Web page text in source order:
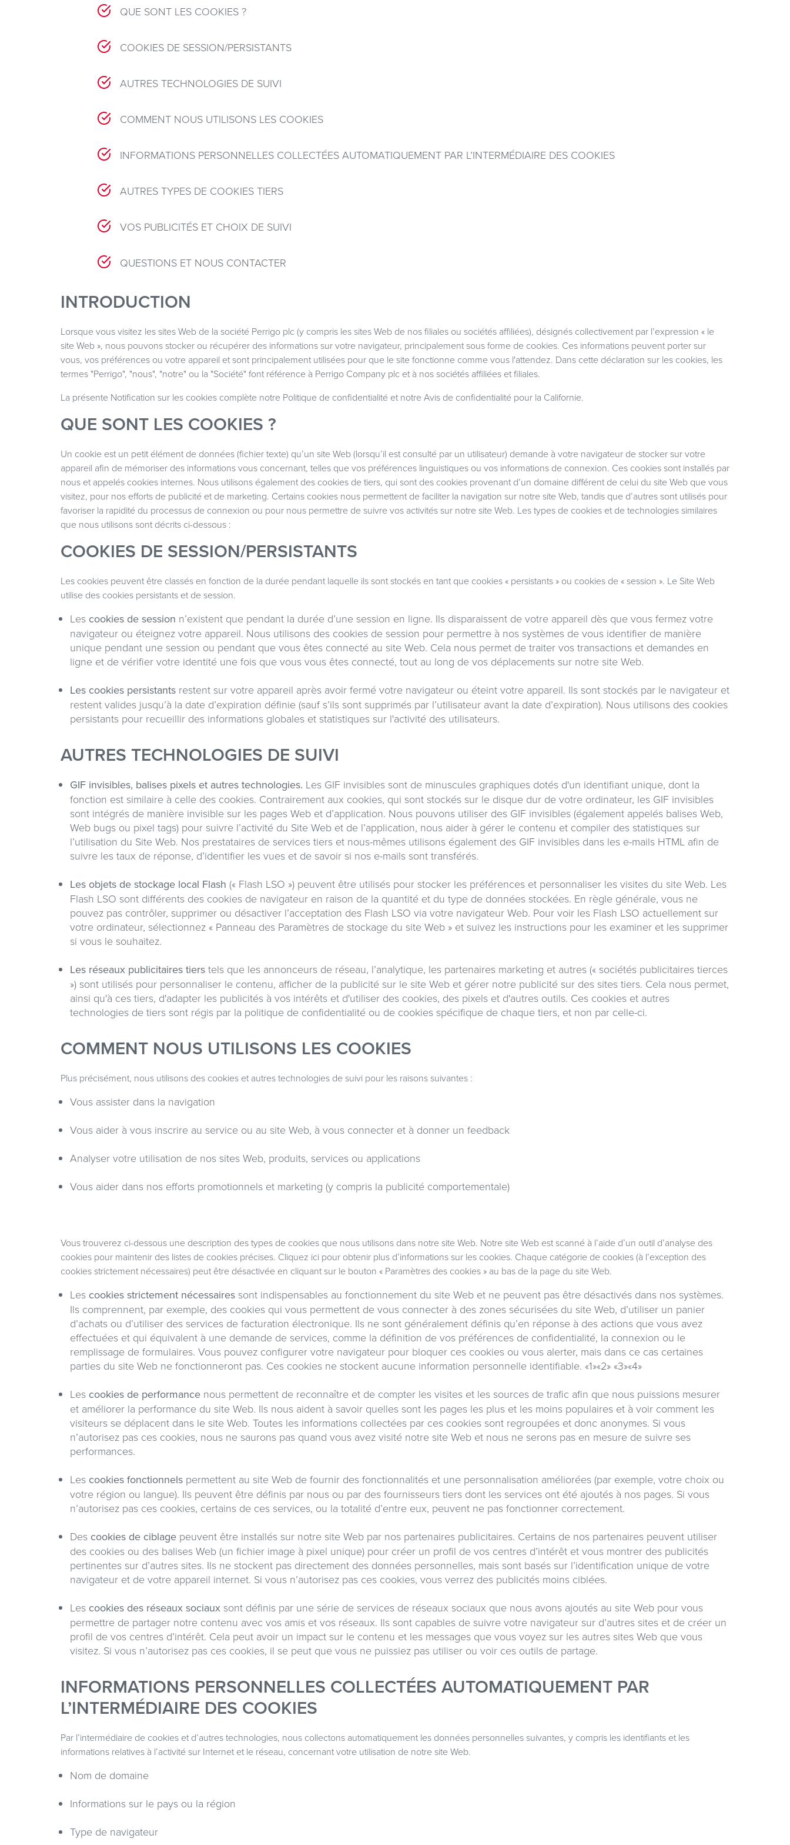
QUE SONT LES COOKIES ?
COOKIES DE SESSION/PERSISTANTS
AUTRES TECHNOLOGIES DE SUIVI
COMMENT NOUS UTILISONS LES COOKIES
INFORMATIONS PERSONNELLES COLLECTÉES AUTOMATIQUEMENT PAR L’INTERMÉDIAIRE DES COOKIES
AUTRES TYPES DE COOKIES TIERS
VOS PUBLICITÉS ET CHOIX DE SUIVI
QUESTIONS ET NOUS CONTACTER
INTRODUCTION
Lorsque vous visitez les sites Web de la société Perrigo plc (y compris les sites Web de nos filiales ou sociétés affiliées), désignés collectivement par l’expression « le
site Web », nous pouvons stocker ou récupérer des informations sur votre navigateur, principalement sous forme de cookies. Ces informations peuvent porter sur
vous, vos préférences ou votre appareil et sont principalement utilisées pour que le site fonctionne comme vous l'attendez. Dans cette déclaration sur les cookies, les
termes "Perrigo", "nous", "notre" ou la "Société" font référence à Perrigo Company plc et à nos sociétés affiliées et filiales.
La présente Notification sur les cookies complète notre Politique de confidentialité et notreAvis de confidentialité pour la Californie.
QUE SONT LES COOKIES ?
Un cookie est un petit élément de données (fichier texte) qu’un site Web (lorsqu’il est consulté par un utilisateur) demande à votre navigateur de stocker sur votre
appareil afin de mémoriser des informations vous concernant, telles que vos préférences linguistiques ou vos informations de connexion. Ces cookies sont installés par
nous et appelés cookies internes. Nous utilisons également des cookies de tiers, qui sont des cookies provenant d’un domaine différent de celui du site Web que vous
visitez, pour nos efforts de publicité et de marketing. Certains cookies nous permettent de faciliter la navigation sur notre site Web, tandis que d’autres sont utilisés pour
favoriser la rapidité du processus de connexion ou pour nous permettre de suivre vos activités sur notre site Web. Les types de cookies et de technologies similaires
que nous utilisons sont décrits ci-dessous :
COOKIES DE SESSION/PERSISTANTS
Les cookies peuvent être classés en fonction de la durée pendant laquelle ils sont stockés en tant que cookies « persistants » ou cookies de « session ». Le Site Web
utilise des cookies persistants et de session.
Les cookies de session n’existent que pendant la durée d’une session en ligne. Ils disparaissent de votre appareil dès que vous fermez votre
navigateur ou éteignez votre appareil. Nous utilisons des cookies de session pour permettre à nos systèmes de vous identifier de manière
unique pendant une session ou pendant que vous êtes connecté au site Web. Cela nous permet de traiter vos transactions et demandes en
ligne et de vérifier votre identité une fois que vous vous êtes connecté, tout au long de vos déplacements sur notre site Web.
Les cookies persistants restent sur votre appareil après avoir fermé votre navigateur ou éteint votre appareil. Ils sont stockés par le navigateur et
restent valides jusqu’à la date d’expiration définie (sauf s’ils sont supprimés par l’utilisateur avant la date d’expiration). Nous utilisons des cookies
persistants pour recueillir des informations globales et statistiques sur l'activité des utilisateurs.
AUTRES TECHNOLOGIES DE SUIVI
GIF invisibles, balises pixels et autres technologies. Les GIF invisibles sont de minuscules graphiques dotés d'un identifiant unique, dont la
fonction est similaire à celle des cookies. Contrairement aux cookies, qui sont stockés sur le disque dur de votre ordinateur, les GIF invisibles
sont intégrés de manière invisible sur les pages Web et d’application. Nous pouvons utiliser des GIF invisibles (également appelés balises Web,
Web bugs ou pixel tags) pour suivre l’activité du Site Web et de l’application, nous aider à gérer le contenu et compiler des statistiques sur
l’utilisation du Site Web. Nos prestataires de services tiers et nous-mêmes utilisons également des GIF invisibles dans les e-mails HTML afin de
suivre les taux de réponse, d’identifier les vues et de savoir si nos e-mails sont transférés.
Les objets de stockage local Flash (« Flash LSO ») peuvent être utilisés pour stocker les préférences et personnaliser les visites du site Web. Les
Flash LSO sont différents des cookies de navigateur en raison de la quantité et du type de données stockées. En règle générale, vous ne
pouvez pas contrôler, supprimer ou désactiver l’acceptation des Flash LSO via votre navigateur Web. Pour voir les Flash LSO actuellement sur
votre ordinateur, sélectionnez « Panneau des Paramètres de stockage du site Web » et suivez les instructions pour les examiner et les supprimer
si vous le souhaitez.
Les réseaux publicitaires tiers tels que les annonceurs de réseau, l’analytique, les partenaires marketing et autres (« sociétés publicitaires tierces
») sont utilisés pour personnaliser le contenu, afficher de la publicité sur le site Web et gérer notre publicité sur des sites tiers. Cela nous permet,
ainsi qu'à ces tiers, d'adapter les publicités à vos intérêts et d'utiliser des cookies, des pixels et d'autres outils. Ces cookies et autres
technologies de tiers sont régis par la politique de confidentialité ou de cookies spécifique de chaque tiers, et non par celle-ci.
COMMENT NOUS UTILISONS LES COOKIES
Plus précisément, nous utilisons des cookies et autres technologies de suivi pour les raisons suivantes :
Vous assister dans la navigation
Vous aider à vous inscrire au service ou au site Web, à vous connecter et à donner un feedback
Analyser votre utilisation de nos sites Web, produits, services ou applications
Vous aider dans nos efforts promotionnels et marketing (y compris la publicité comportementale)
Vous trouverez ci-dessous une description des types de cookies que nous utilisons dans notre site Web. Notre site Web est scanné à l’aide d’un outil d’analyse des
cookies pour maintenir des listes de cookies précises. Cliquez ici pour obtenir plus d’informations sur les cookies. Chaque catégorie de cookies (à l’exception des
cookies strictement nécessaires) peut être désactivée en cliquant sur le bouton « Paramètres des cookies » au bas de la page du site Web.
Les cookies strictement nécessaires sont indispensables au fonctionnement du site Web et ne peuvent pas être désactivés dans nos systèmes.
Ils comprennent, par exemple, des cookies qui vous permettent de vous connecter à des zones sécurisées du site Web, d’utiliser un panier
d’achats ou d’utiliser des services de facturation électronique. Ils ne sont généralement définis qu’en réponse à des actions que vous avez
effectuées et qui équivalent à une demande de services, comme la définition de vos préférences de confidentialité, la connexion ou le
remplissage de formulaires. Vous pouvez configurer votre navigateur pour bloquer ces cookies ou vous alerter, mais dans ce cas certaines
parties du site Web ne fonctionneront pas. Ces cookies ne stockent aucune information personnelle identifiable. «1»«2» «3»«4»
Les cookies de performance nous permettent de reconnaître et de compter les visites et les sources de trafic afin que nous puissions mesurer
et améliorer la performance du site Web. Ils nous aident à savoir quelles sont les pages les plus et les moins populaires et à voir comment les
visiteurs se déplacent dans le site Web. Toutes les informations collectées par ces cookies sont regroupées et donc anonymes. Si vous
n’autorisez pas ces cookies, nous ne saurons pas quand vous avez visité notre site Web et nous ne serons pas en mesure de suivre ses
performances.
Les cookies fonctionnels permettent au site Web de fournir des fonctionnalités et une personnalisation améliorées (par exemple, votre choix ou
votre région ou langue). Ils peuvent être définis par nous ou par des fournisseurs tiers dont les services ont été ajoutés à nos pages. Si vous
n’autorisez pas ces cookies, certains de ces services, ou la totalité d’entre eux, peuvent ne pas fonctionner correctement.
Des cookies de ciblage peuvent être installés sur notre site Web par nos partenaires publicitaires. Certains de nos partenaires peuvent utiliser
des cookies ou des balises Web (un fichier image à pixel unique) pour créer un profil de vos centres d’intérêt et vous montrer des publicités
pertinentes sur d’autres sites. Ils ne stockent pas directement des données personnelles, mais sont basés sur l’identification unique de votre
navigateur et de votre appareil internet. Si vous n’autorisez pas ces cookies, vous verrez des publicités moins ciblées.
Les cookies des réseaux sociaux sont définis par une série de services de réseaux sociaux que nous avons ajoutés au site Web pour vous
permettre de partager notre contenu avec vos amis et vos réseaux. Ils sont capables de suivre votre navigateur sur d’autres sites et de créer un
profil de vos centres d’intérêt. Cela peut avoir un impact sur le contenu et les messages que vous voyez sur les autres sites Web que vous
visitez. Si vous n’autorisez pas ces cookies, il se peut que vous ne puissiez pas utiliser ou voir ces outils de partage.
INFORMATIONS PERSONNELLES COLLECTÉES AUTOMATIQUEMENT PAR
L’INTERMÉDIAIRE DES COOKIES
Par l’intermédiaire de cookies et d’autres technologies, nous collectons automatiquement les données personnelles suivantes, y compris les identifiants et les
informations relatives à l’activité sur Internet et le réseau, concernant votre utilisation de notre site Web.
Nom de domaine
Informations sur le pays ou la région
Type de navigateur